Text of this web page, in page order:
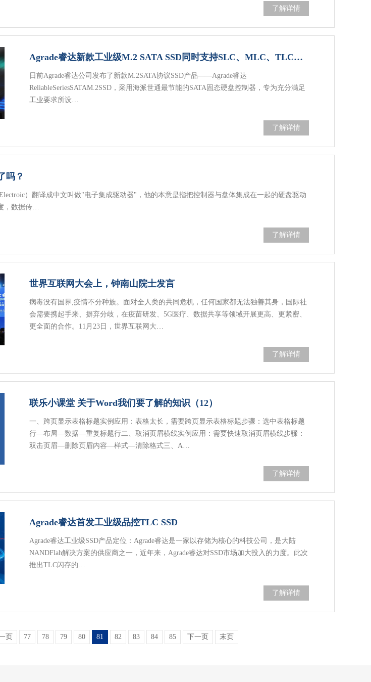
了解详情
Agrade睿达新款工业级M.2 SATA SSD同时支持SLC、MLC、TLC闪存颗粒
日前Agrade睿达公司发布了新款M.2SATA协议SSD产品——Agrade睿达
ReliableSeriesSATAM.2SSD，采用海派世通最节能的SATA固态硬盘控制器，专为充分满足
工业要求所设…
了解详情
吗？
）翻译成中文叫做"电子集成驱动器"，他的本意是指把控制器与盘体集成在一起的硬盘驱动
，数据传…
了解详情
世界互联网大会上，钟南山院士发言
病毒没有国界,疫情不分种族。面对全人类的共同危机，任何国家都无法独善其身，国际社
会需要携起手来、摒弃分歧，在疫苗研发、5G医疗、数据共享等领域开展更高、更紧密、
更全面的合作。11月23日，世界互联网大…
了解详情
联乐小课堂 关于Word我们要了解的知识（12）
一、跨页显示表格标题实例应用：表格太长，需要跨页显示表格标题步骤：选中表格标题
行—布局—数据—重复标题行二、取消页眉横线实例应用：需要快速取消页眉横线步骤：
双击页眉—删除页眉内容—样式—清除格式三、A…
了解详情
Agrade睿达首发工业级品控TLC SSD
Agrade睿达工业级SSD产品定位：Agrade睿达是一家以存储为核心的科技公司，是大陆
NANDFlah解决方案的供应商之一，近年来，Agrade睿达对SSD市场加大投入的力度。此次
推出TLC闪存的…
了解详情
页 77 78 79 80 81 82 83 84 85 下一页 末页